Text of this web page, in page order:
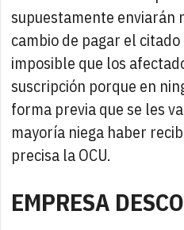
supuestamente enviarán
cambio de pagar el
imposible que los
suscripción porque en
forma previa que se les
mayoría niega haber
precisa la OCU.
EMPRESA